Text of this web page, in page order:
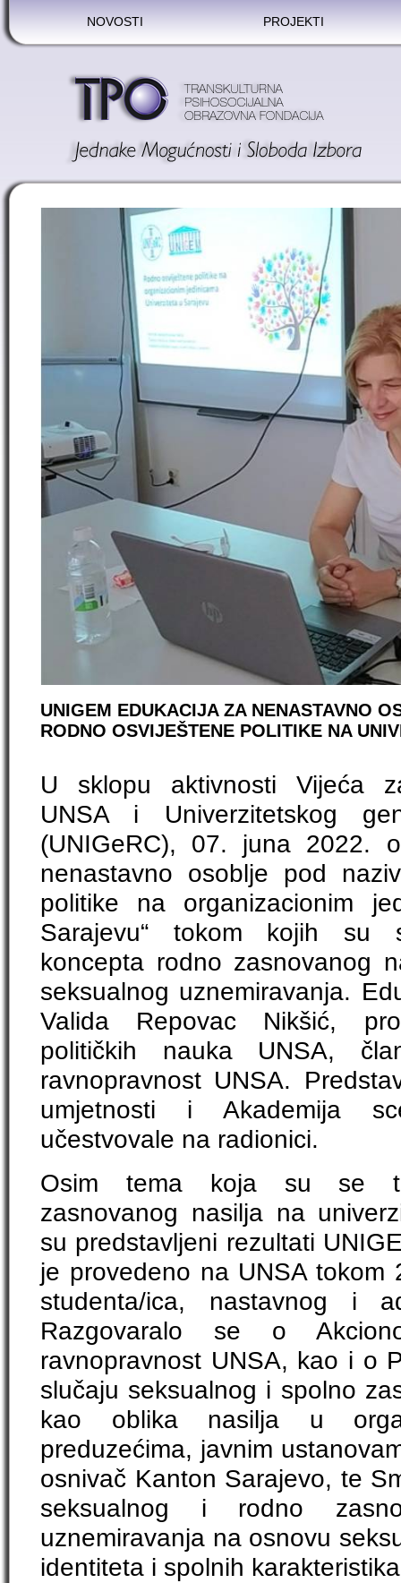
NOVOSTI PROJEKTI
UNIGEM EDUKACIJA ZA NENASTAVNO
RODNO OSVIJEŠTENE POLITIKE NA
U sklopu aktivnosti Vijeća
UNSA i Univerzitetskog
(UNIGeRC), 07. juna 2022.
nenastavno osoblje pod
politike na organizacionim
Sarajevu“ tokom kojih su
koncepta rodno zasnovanog
seksualnog uznemiravanja.
Valida Repovac Nikšić,
političkih nauka UNSA,
ravnopravnost UNSA.
umjetnosti i Akademija
učestvovale na radionici.
Osim tema koja su se
zasnovanog nasilja na
su predstavljeni rezultati
je provedeno na UNSA tokom
studenta/ica, nastavnog i
Razgovaralo se o
ravnopravnost UNSA, kao i o
slučaju seksualnog i spolno
kao oblika nasilja u
preduzećima, javnim
osnivač Kanton Sarajevo, te
seksualnog i rodno
uznemiravanja na osnovu
identiteta i spolnih